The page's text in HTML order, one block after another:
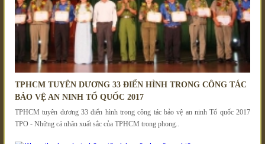
TPHCM TUYÊN DƯƠNG 33 ĐIỂN HÌNH TRONG CÔNG TÁC
BẢO VỆ AN NINH TỔ QUỐC 2017
TPHCM tuyên dương 33 điển hình trong công tác bảo vệ an ninh Tổ quốc 2017
TPO - Những cá nhân xuất sắc của TPHCM trong phong..